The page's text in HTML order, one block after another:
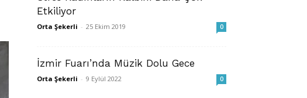
Etkiliyor
Orta Şekerli - 25 Ekim 2019 0
İzmir Fuarı’nda Müzik Dolu Gece
Orta Şekerli - 9 Eylül 2022 0